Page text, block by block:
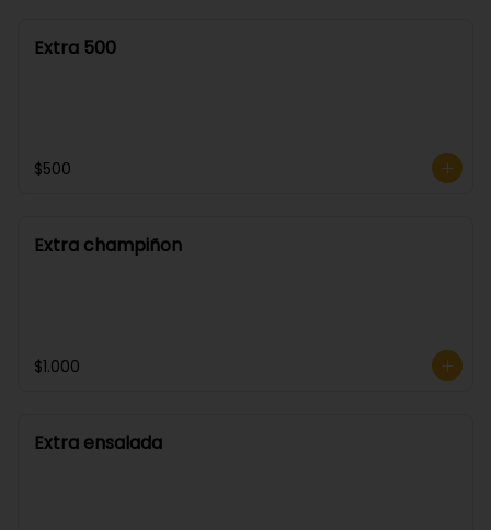
Extra 500
$500
Extra champiñon
$1.000
Extra ensalada